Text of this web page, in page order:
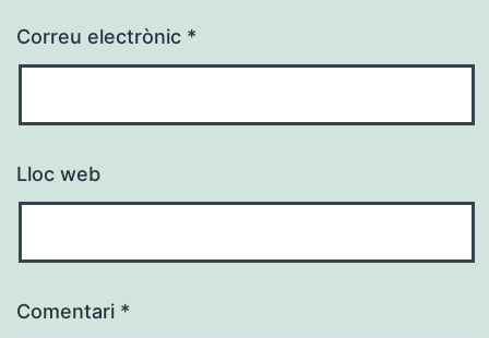
Correu electrònic *
Lloc web
Comentari *